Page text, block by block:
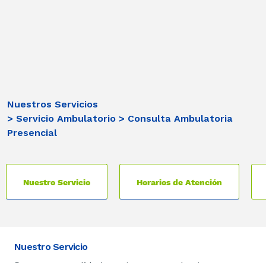
Nuestros Servicios
> Servicio Ambulatorio > Consulta Ambulatoria
Presencial
Nuestro Servicio Horarios de Atención
Nuestro Servicio